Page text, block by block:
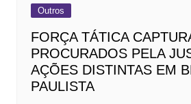
Outros
FORÇA TÁTICA
PROCURADOS PELA
AÇÕES DISTINTAS EM
PAULISTA